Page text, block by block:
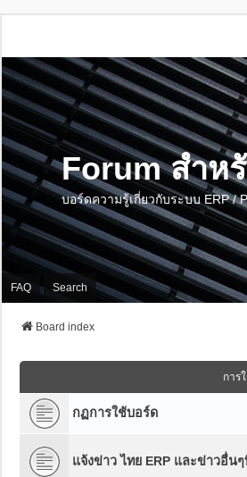
Forum สำห
บอร์ดความรู้เกี่ยวกับระบบ ERP /
FAQ Search
Board index
การ
กฏการใช้บอร์ด
แจ้งข่าว ไทย ERP และข่าวอื่น